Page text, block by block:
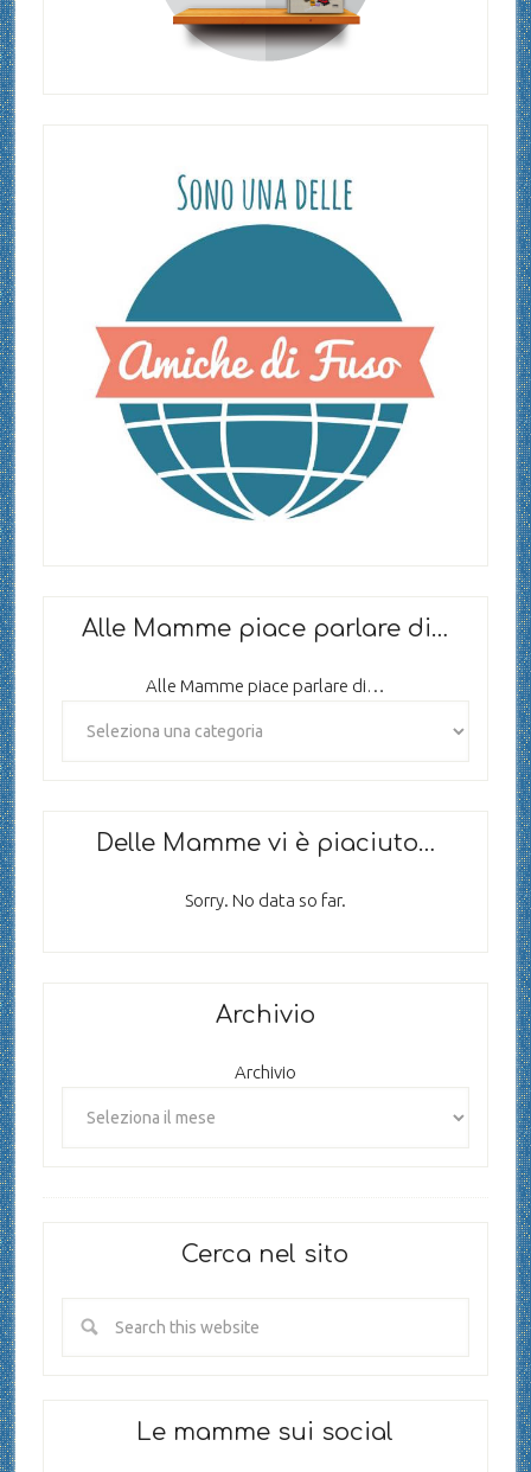
Alle Mamme piace parlare di…
Alle Mamme piace parlare di…
Delle Mamme vi è piaciuto…
Sorry. No data so far.
Archivio
Archivio
Cerca nel sito
Le mamme sui social